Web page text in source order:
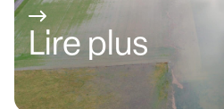
Lire plus